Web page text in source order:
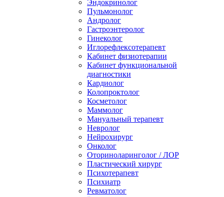
Эндокринолог
Пульмонолог
Андролог
Гастроэнтеролог
Гинеколог
Иглорефлексотерапевт
Кабинет физиотерапии
Кабинет функциональной
диагностики
Кардиолог
Колопроктолог
Косметолог
Маммолог
Мануальный терапевт
Невролог
Нейрохирург
Онколог
Оториноларинголог / ЛОР
Пластический хирург
Психотерапевт
Психиатр
Ревматолог